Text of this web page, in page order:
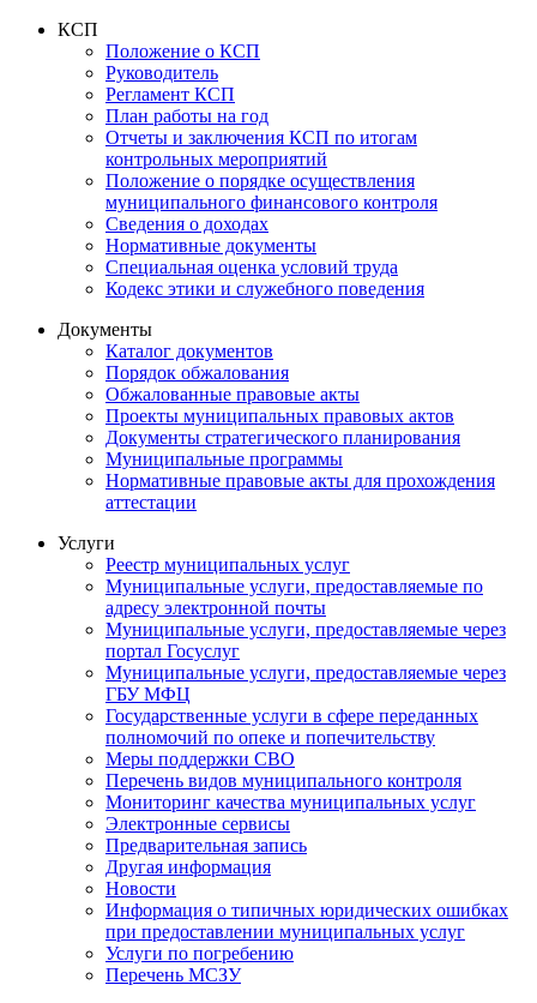
КСП
Положение о КСП
Руководитель
Регламент КСП
План работы на год
Отчеты и заключения КСП по итогам
контрольных мероприятий
Положение о порядке осуществления
муниципального финансового контроля
Сведения о доходах
Нормативные документы
Специальная оценка условий труда
Кодекс этики и служебного поведения
Документы
Каталог документов
Порядок обжалования
Обжалованные правовые акты
Проекты муниципальных правовых актов
Документы стратегического планирования
Муниципальные программы
Нормативные правовые акты для прохождения
аттестации
Услуги
Реестр муниципальных услуг
Муниципальные услуги, предоставляемые по
адресу электронной почты
Муниципальные услуги, предоставляемые через
портал Госуслуг
Муниципальные услуги, предоставляемые через
ГБУ МФЦ
Государственные услуги в сфере переданных
полномочий по опеке и попечительству
Меры поддержки СВО
Перечень видов муниципального контроля
Мониторинг качества муниципальных услуг
Электронные сервисы
Предварительная запись
Другая информация
Новости
Информация о типичных юридических ошибках
при предоставлении муниципальных услуг
Услуги по погребению
Перечень МСЗУ